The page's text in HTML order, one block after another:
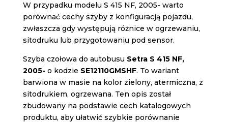
W przypadku modelu S 415 NF, 2005- warto
porównać cechy szyby z konfiguracją pojazdu,
zwłaszcza gdy występują różnice w ogrzewaniu,
sitodruku lub przygotowaniu pod sensor.
Szyba czołowa do autobusu Setra S 415 NF,
2005- o kodzie SE12110GMSHF. To wariant
barwiona w masie na kolor zielony, atermiczna, z
sitodrukiem, ogrzewana. Ten opis został
zbudowany na podstawie cech katalogowych
produktu, aby ułatwić szybkie porównanie